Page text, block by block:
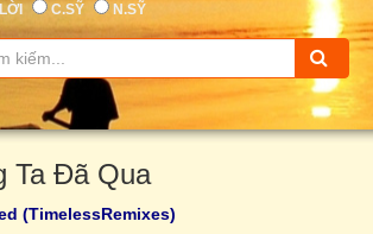
LỜI C.SỸ N.SỸ
Ta Đã Qua
(TimelessRemixes)